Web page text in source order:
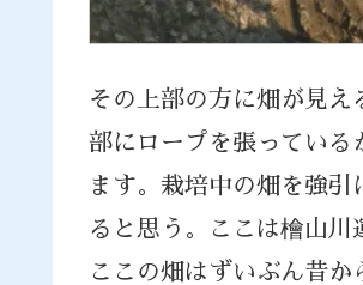
その上部の方に畑が見
部にロープを張っている
ます。栽培中の畑を強
ると思う。ここは檜山川
ここの畑はずいぶん昔か